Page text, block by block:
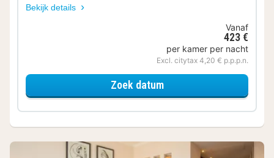
Bekijk details
Vanaf
423 €
per kamer per nacht
Excl. citytax 4,20 € p.p.p.n.
Zoek datumvoor SuperiorKamer